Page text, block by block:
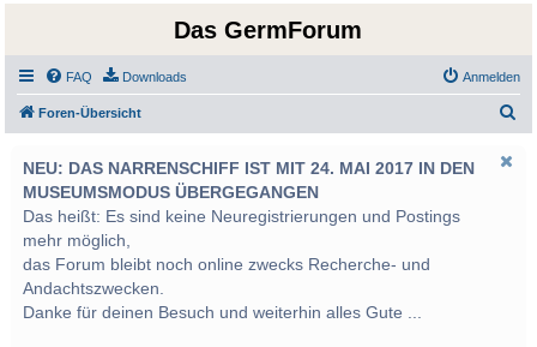
Das GermForum
FAQ Downloads Anmelden
Foren-Übersicht
NEU: DAS NARRENSCHIFF IST MIT 24. MAI 2017 IN DEN
MUSEUMSMODUS ÜBERGEGANGEN
Das heißt: Es sind keine Neuregistrierungen und Postings
mehr möglich,
das Forum bleibt noch online zwecks Recherche- und
Andachtszwecken.
Danke für deinen Besuch und weiterhin alles Gute ...